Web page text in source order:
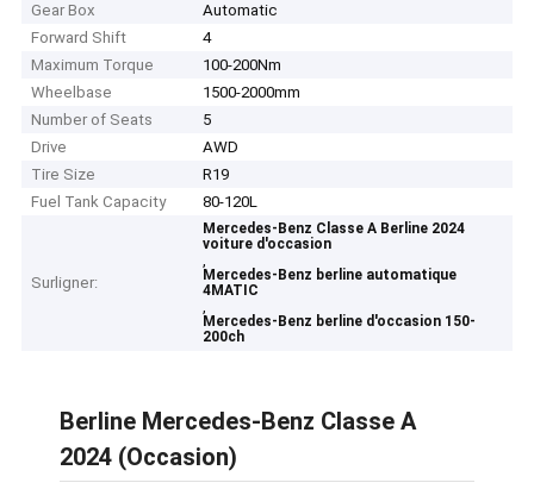
Gear Box
Automatic
Forward Shift
4
Maximum Torque
100-200Nm
Wheelbase
1500-2000mm
Number of Seats
5
Drive
AWD
Tire Size
R19
Fuel Tank Capacity
80-120L
Surligner:
Mercedes-Benz Classe A Berline 2024
voiture d'occasion
,
Mercedes-Benz berline automatique
4MATIC
,
Mercedes-Benz berline d'occasion 150-
200ch
Berline Mercedes-Benz Classe A
2024 (Occasion)